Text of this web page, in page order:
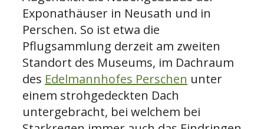
Exponathäuser in Neusath und in
Perschen. So ist etwa die
Pflugsammlung derzeit am zweiten
Standort des Museums, im Dachraum
des Edelmannhofes Perschen unter
einem strohgedeckten Dach
untergebracht, bei welchem bei